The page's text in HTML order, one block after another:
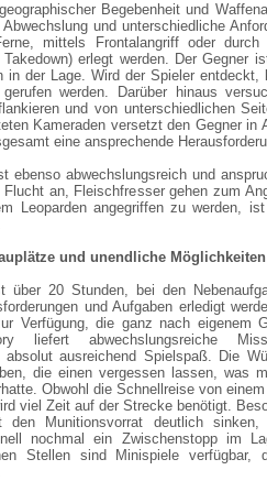
Begebenheit und
und unterschiedliche
mittels Frontalangriff oder durch
Takedown) erlegt werden. Der Gegner
in der Lage. Wird der Spieler entdeckt,
werden. Darüber hinaus
und von unterschiedlichen
Kameraden versetzt den Gegner in
eine ansprechende
ebenso abwechslungsreich und
an, Fleischfresser gehen zum
Leoparden angegriffen zu werden,
und unendliche Möglichkeiten
über 20 Stunden, bei den
und Aufgaben erledigt
Verfügung, die ganz nach eigenem
liefert abwechslungsreiche
absolut ausreichend Spielspaß. Die
die einen vergessen lassen, was
Obwohl die Schnellreise von
viel Zeit auf der Strecke benötigt.
den Munitionsvorrat deutlich
nochmal ein Zwischenstopp im
Stellen sind Minispiele verfügbar,